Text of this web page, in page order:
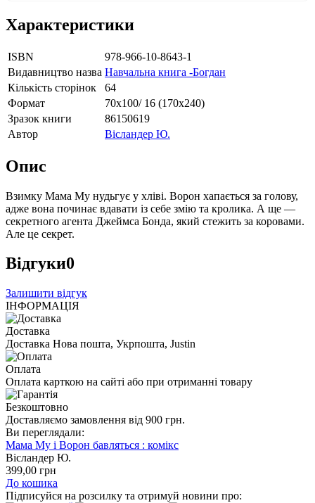
Характеристики
ISBN
978-966-10-8643-1
Видавництво назва Навчальна книга -Богдан
Кількість сторінок
64
Формат
70х100/ 16 (170х240)
Зразок книги
86150619
Автор
Вісландер Ю.
Опис
Взимку Мама Му нудьгує у хліві. Ворон хапається за голову,
адже вона починає вдавати із себе змію та кролика. А ще —
секретного агента Джеймса Бонда, який стежить за коровами.
Але це секрет.
Відгуки0
Залишити відгук
ІНФОРМАЦІЯ
Доставка
Доставка Нова пошта, Укрпошта, Justin
Оплата
Оплата карткою на сайті або при отриманні товару
Безкоштовно
Доставляємо замовлення від 900 грн.
Ви переглядали:
Мама Му і Ворон бавляться : комікс
Вісландер Ю.
399,00 грн
До кошика
Підписуйся на розсилку та отримуй новини про: